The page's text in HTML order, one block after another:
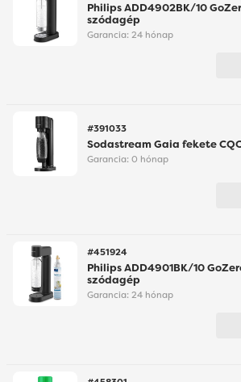
Philips ADD4902BK/10
szódagép
Garancia: 24 hónap
#391033
Sodastream Gaia fekete
Garancia: 0 hónap
#451924
Philips ADD4901BK/10
szódagép
Garancia: 24 hónap